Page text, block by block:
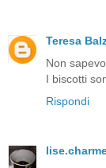
Teresa
Non
I biscotti
Rispondi